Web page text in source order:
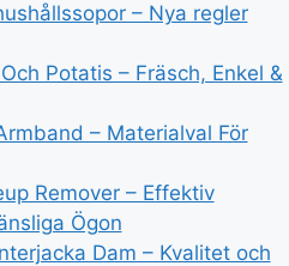
– Nya regler
Potatis – Fräsch, Enkel &
– Materialval För
Remover – Effektiv
Ögon
Dam – Kvalitet och